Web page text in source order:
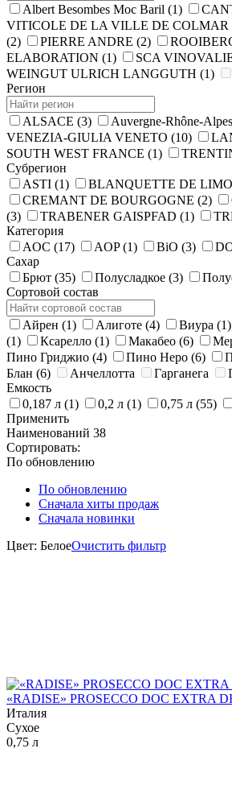
Albert Besombes Moc Baril (1)
VITICOLE DE LA VILLE DE COLMAR
(2)
PIERRE ANDRE (2)
ELABORATION (1) SCA
WEINGUT ULRICH LANGGUTH (1)
Регион
ALSACE (3) Auvergne-Rhône-Alpes
VENEZIA-GIULIA VENETO (10)
SOUTH WEST FRANCE (1)
Субрегион
ASTI (1) BLANQUETTE DE
CREMANT DE BOURGOGNE (2)
(3)
TRABENER GAISPFAD (1)
Категория
AOC (17) AOP(1) BiO (3)
Сахар
Брют (35) Полусладкое (3)
Сортовой состав
Айрен (1) Алиготе (4) Виура (1)
(1)
Ксарелло (1) Макабео (6)
Пино Гриджио (4) Пино Неро (6)
Блан (6) Анчеллотта Гарганега
Емкость
0,187 л (1) 0,2 л (1) 0,75 л (55)
Применить
Наименований 38
Сортировать:
По обновлению
По обновлению
Сначала хиты продаж
Сначала новинки
Цвет: БелоеОчистить фильтр
«RADISE» PROSECCO DOC EXTRA
Италия
Сухое
0,75 л